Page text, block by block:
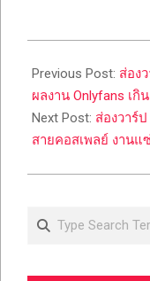
03-
18
Previous Post: ส่อง
ผลงาน Onlyfans เกิ
Next Post: ส่องวาร์
สายคอสเพลย์ งานแ